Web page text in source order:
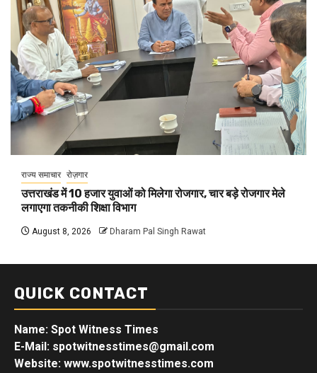
राज्य समाचार रोज़गार
उत्तराखंड में 10 हजार युवाओं को मिलेगा रोजगार, चार बड़े रोजगार मेले
लगाएगा तकनीकी शिक्षा विभाग
August 8, 2026 Dharam Pal Singh Rawat
QUICK CONTACT
Name: Spot Witness Times
E-Mail: spotwitnesstimes@gmail.com
Website: www.spotwitnesstimes.com